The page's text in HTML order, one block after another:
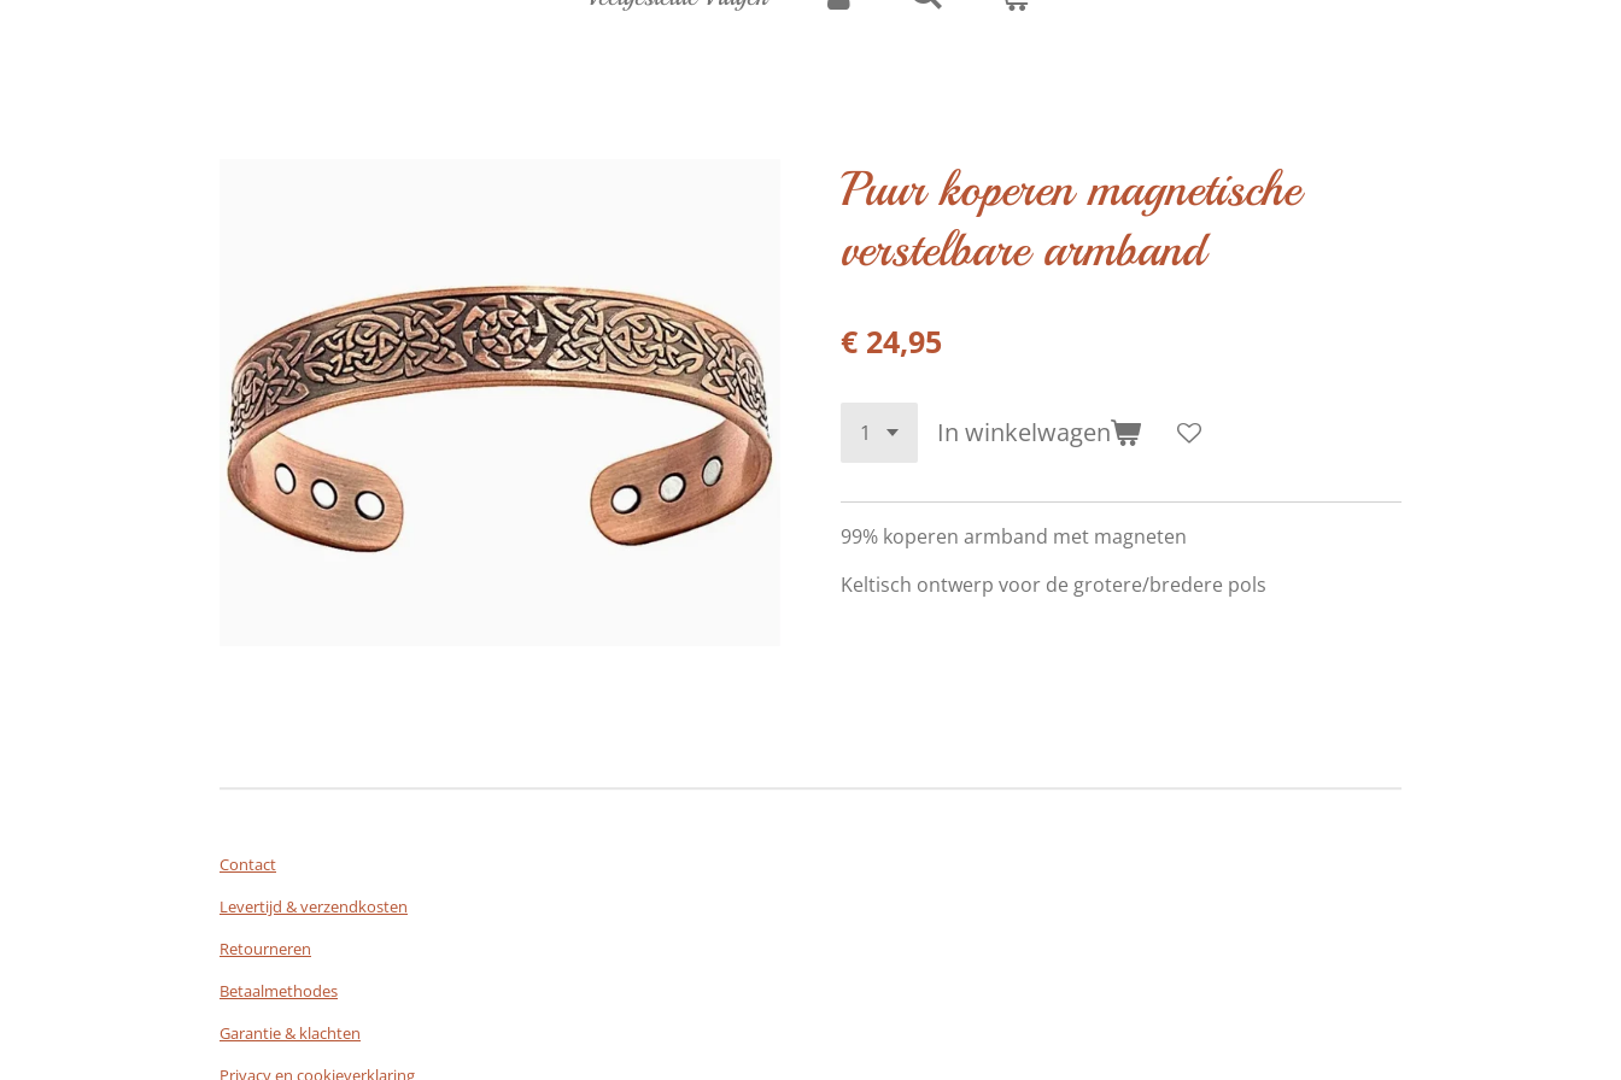
Puur koperen magnetische
verstelbare armband
€ 24,95
In winkelwagen
99% koperen armband met magneten
Keltisch ontwerp voor de grotere/bredere pols
Contact
Levertijd & verzendkosten
Retourneren
Betaalmethodes
Garantie & klachten
Privacy en cookieverklaring